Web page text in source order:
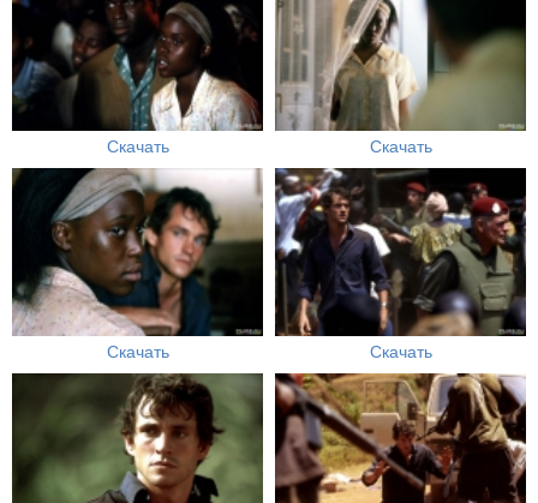
Скачать Скачать
Скачать Скачать